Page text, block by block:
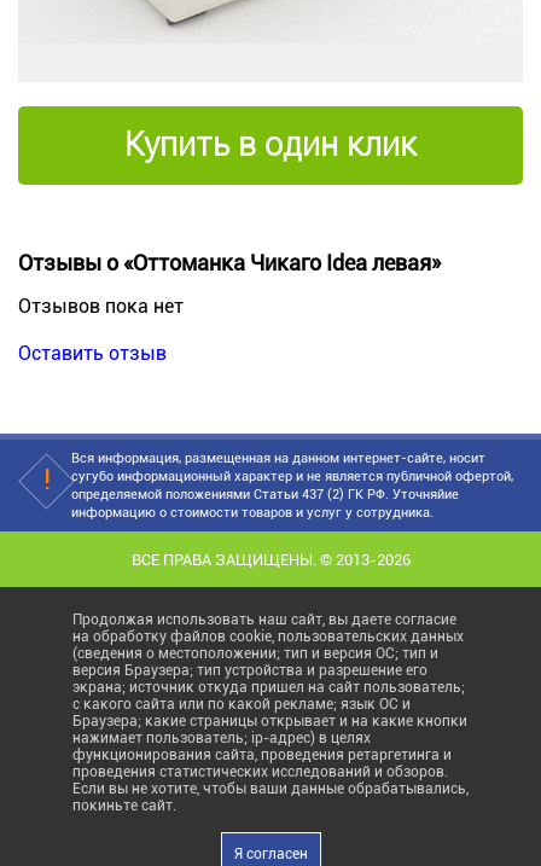
Купить в один клик
Отзывы о «Оттоманка Чикаго Idea левая»
Отзывов пока нет
Оставить отзыв
Вся информация, размещенная на данном интернет-сайте, носит
сугубо информационный характер и не является публичной офертой,
определяемой положениями Статьи 437 (2) ГК РФ. Уточняйие
информацию о стоимости товаров и услуг у сотрудника.
ВСЕ ПРАВА ЗАЩИЩЕНЫ. © 2013-2026
Продолжая использовать наш сайт, вы даете согласие
на обработку файлов cookie, пользовательских данных
(сведения о местоположении; тип и версия ОС; тип и
версия Браузера; тип устройства и разрешение его
экрана; источник откуда пришел на сайт пользователь;
с какого сайта или по какой рекламе; язык ОС и
Браузера; какие страницы открывает и на какие кнопки
нажимает пользователь; ip-адрес) в целях
функционирования сайта, проведения ретаргетинга и
проведения статистических исследований и обзоров.
Если вы не хотите, чтобы ваши данные обрабатывались,
покиньте сайт.
Я согласен